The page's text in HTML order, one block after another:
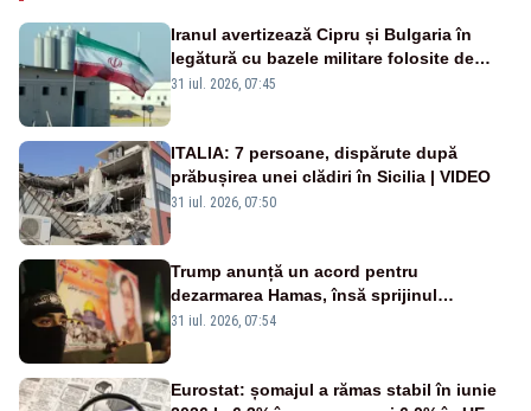
Iranul avertizează Cipru și Bulgaria în
legătură cu bazele militare folosite de
SUA
31 iul. 2026, 07:45
ITALIA: 7 persoane, dispărute după
prăbușirea unei clădiri în Sicilia | VIDEO
31 iul. 2026, 07:50
Trump anunță un acord pentru
dezarmarea Hamas, însă sprijinul
Israelului rămâne incert
31 iul. 2026, 07:54
Eurostat: șomajul a rămas stabil în iunie